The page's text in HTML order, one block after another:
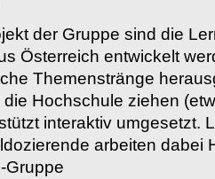
der Gruppe sind die
Österreich entwickelt
Themenstränge
Hochschule ziehen
interaktiv umgesetzt.
arbeiten dabei
Gruppe